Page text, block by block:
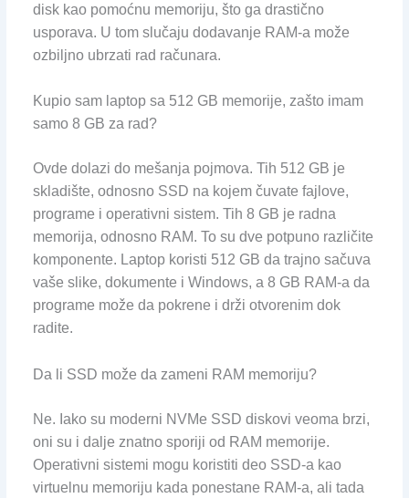
disk kao pomoćnu memoriju, što ga drastično
usporava. U tom slučaju dodavanje RAM-a može
ozbiljno ubrzati rad računara.
Kupio sam laptop sa 512 GB memorije, zašto imam
samo 8 GB za rad?
Ovde dolazi do mešanja pojmova. Tih 512 GB je
skladište, odnosno SSD na kojem čuvate fajlove,
programe i operativni sistem. Tih 8 GB je radna
memorija, odnosno RAM. To su dve potpuno različite
komponente. Laptop koristi 512 GB da trajno sačuva
vaše slike, dokumente i Windows, a 8 GB RAM-a da
programe može da pokrene i drži otvorenim dok
radite.
Da li SSD može da zameni RAM memoriju?
Ne. Iako su moderni NVMe SSD diskovi veoma brzi,
oni su i dalje znatno sporiji od RAM memorije.
Operativni sistemi mogu koristiti deo SSD-a kao
virtuelnu memoriju kada ponestane RAM-a, ali tada